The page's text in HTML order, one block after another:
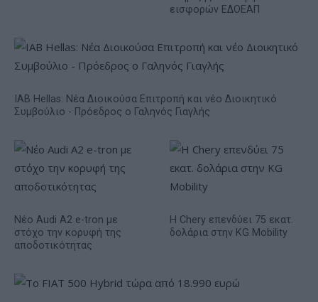
εισφορών ΕΔΟΕΑΠ
IAB Hellas: Νέα Διοικούσα Επιτροπή και νέο Διοικητικό
Συμβούλιο - Πρόεδρος ο Γαληνός Γιαγλής
Νέο Audi A2 e-tron με
στόχο την κορυφή της
αποδοτικότητας
Η Chery επενδύει 75 εκατ.
δολάρια στην KG Mobility